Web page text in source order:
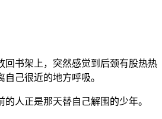
回书架上，突然感觉到后颈有股热热
己很近的地方呼吸。
人正是那天替自己解围的少年。